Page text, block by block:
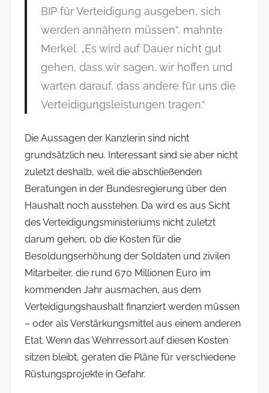
BIP für Verteidigung ausgeben, sich
werden annähern müssen“, mahnte
Merkel. „Es wird auf Dauer nicht gut
gehen, dass wir sagen, wir hoffen und
warten darauf, dass andere für uns die
Verteidigungsleistungen tragen.“
Die Aussagen der Kanzlerin sind nicht
grundsätzlich neu. Interessant sind sie aber nicht
zuletzt deshalb, weil die abschließenden
Beratungen in der Bundesregierung über den
Haushalt noch ausstehen. Da wird es aus Sicht
des Verteidigungsministeriums nicht zuletzt
darum gehen, ob die Kosten für die
Besoldungserhöhung der Soldaten und zivilen
Mitarbeiter, die rund 670 Millionen Euro im
kommenden Jahr ausmachen, aus dem
Verteidigungshaushalt finanziert werden müssen
– oder als Verstärkungsmittel aus einem anderen
Etat. Wenn das Wehrressort auf diesen Kosten
sitzen bleibt, geraten die Pläne für verschiedene
Rüstungsprojekte in Gefahr.